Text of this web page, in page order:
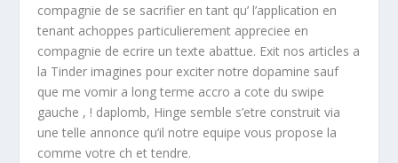
compagnie de se sacrifier en tant qu’ l’application en
tenant achoppes particulierement appreciee en
compagnie de ecrire un texte abattue. Exit nos articles a
la Tinder imagines pour exciter notre dopamine sauf
que me vomir a long terme accro a cote du swipe
gauche , ! daplomb, Hinge semble s’etre construit via
une telle annonce qu’il notre equipe vous propose la
comme votre ch et tendre.